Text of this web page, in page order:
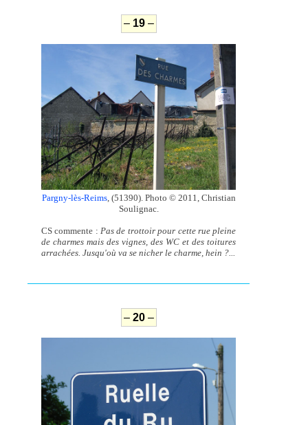
– 19–
Pargny-lès-Reims, (51390). Photo © 2011, Christian
Soulignac.
CS commente :Pas de trottoir pour cette rue pleine
de charmes mais des vignes, des WC et des toitures
arrachées. Jusqu'où va se nicher le charme, hein ?...
– 20–